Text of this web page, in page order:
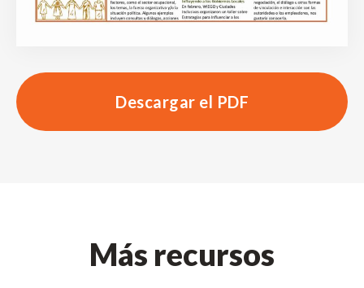
Descargar el PDF
Más recursos